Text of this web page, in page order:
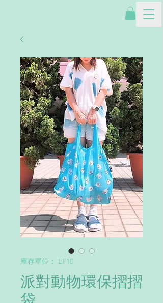
庫存單位： EF10
派對動物環保摺摺